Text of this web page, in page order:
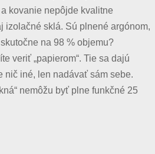
kovanie nepôjde kvalitne
izolačné sklá. Sú plnené argónom,
na 98 % objemu?
veriť „papierom“. Tie sa dajú
nič iné, len nadávať sám sebe.
nemôžu byť plne funkčné 25